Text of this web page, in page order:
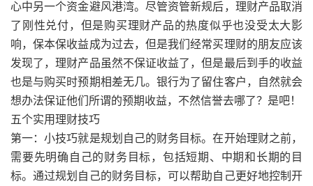
心中另一个资金避风港湾。尽管资管新规后，理财产品取消
了刚性兑付，但是购买理财产品的热度似乎也没受太大影
响，保本保收益成为过去，但是我们经常买理财的朋友应该
发现了，理财产品虽然不保证收益了，但是最后到手的收益
也是与购买时预期相差无几。银行为了留住客户，自然就会
想办法保证他们所谓的预期收益，不然信誉去哪了？是吧！
五个实用理财技巧
第一：小技巧就是规划自己的财务目标。在开始理财之前，
需要先明确自己的财务目标，包括短期、中期和长期的目
标。通过规划自己的财务目标，可以帮助自己更好地控制开